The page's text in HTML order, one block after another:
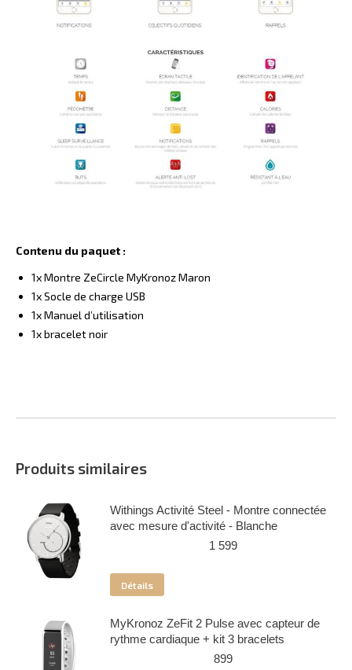
Contenu du paquet :
1x Montre ZeCircle MyKronoz Maron
1x Socle de charge USB
1x Manuel d’utilisation
1x bracelet noir
Produits similaires
Withings Activité Steel - Montre connectée
avec mesure d'activité - Blanche
1 599
Détails
MyKronoz ZeFit 2 Pulse avec capteur de
rythme cardiaque + kit 3 bracelets
899